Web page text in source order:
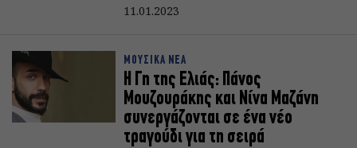
11.01.2023
ΜΟΥΣΙΚΑ ΝΕΑ
Η Γη της Ελιάς: Πάνος
Μουζουράκης και Νίνα Μαζάνη
συνεργάζονται σε ένα νέο
τραγούδι για τη σειρά